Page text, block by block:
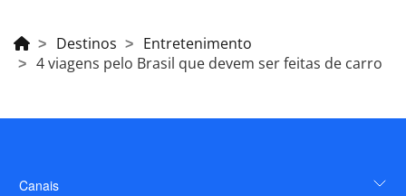
Destinos
Entretenimento
4 viagens pelo Brasil que devem ser feitas de carro
Canais